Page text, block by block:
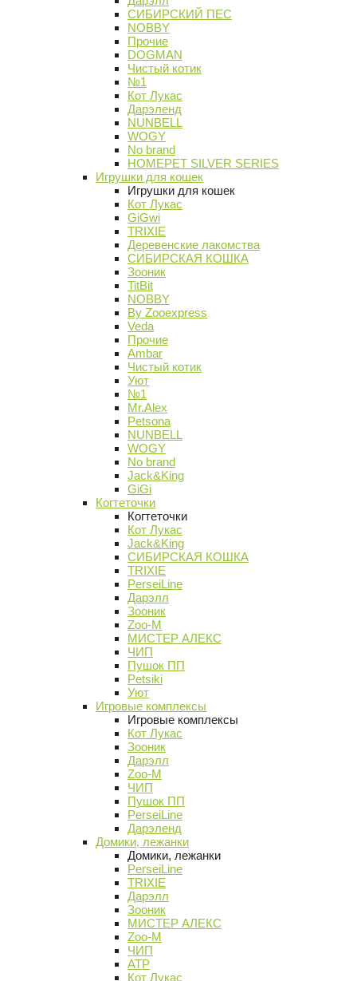
СИБИРСКИЙ ПЕС
NOBBY
Прочие
DOGMAN
Чистый котик
№1
Кот Лукас
Дарэленд
NUNBELL
WOGY
No brand
HOMEPET SILVER SERIES
Игрушки для кошек
Игрушки для кошек
Кот Лукас
GiGwi
TRIXIE
Деревенские лакомства
СИБИРСКАЯ КОШКА
Зооник
TitBit
NOBBY
By Zooexpress
Veda
Прочие
Ambar
Чистый котик
Уют
№1
Mr.Alex
Petsona
NUNBELL
WOGY
No brand
Jack&King
GiGi
Когтеточки
Когтеточки
Кот Лукас
Jack&King
СИБИРСКАЯ КОШКА
TRIXIE
PerseiLine
Дарэлл
Зооник
Zoo-M
МИСТЕР АЛЕКС
ЧИП
Пушок ПП
Petsiki
Уют
Игровые комплексы
Игровые комплексы
Кот Лукас
Зооник
Дарэлл
Zoo-M
ЧИП
Пушок ПП
PerseiLine
Дарэленд
Домики, лежанки
Домики, лежанки
PerseiLine
TRIXIE
Дарэлл
Зооник
МИСТЕР АЛЕКС
Zoo-M
ЧИП
АТР
Кот Лукас